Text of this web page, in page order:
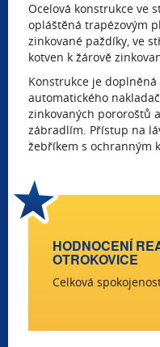
Ocelová konstrukce ve
opláštěná trapézovým
zinkované paždíky, ve
kotven k žárově
Konstrukce je
automatického
zinkovaných pororoštů
zábradlím. Přístup na
žebříkem s ochranným
HODNOCENÍ
OTROKOVICE
Celková